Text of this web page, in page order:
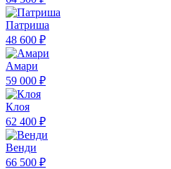
Патриша
48 600 ₽
Амари
59 000 ₽
Клоя
62 400 ₽
Венди
66 500 ₽